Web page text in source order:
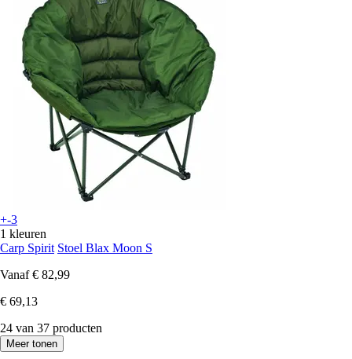
+-3
1 kleuren
Carp Spirit Stoel Blax Moon S
Vanaf € 82,99
€ 69,13
24 van 37 producten
Meer tonen